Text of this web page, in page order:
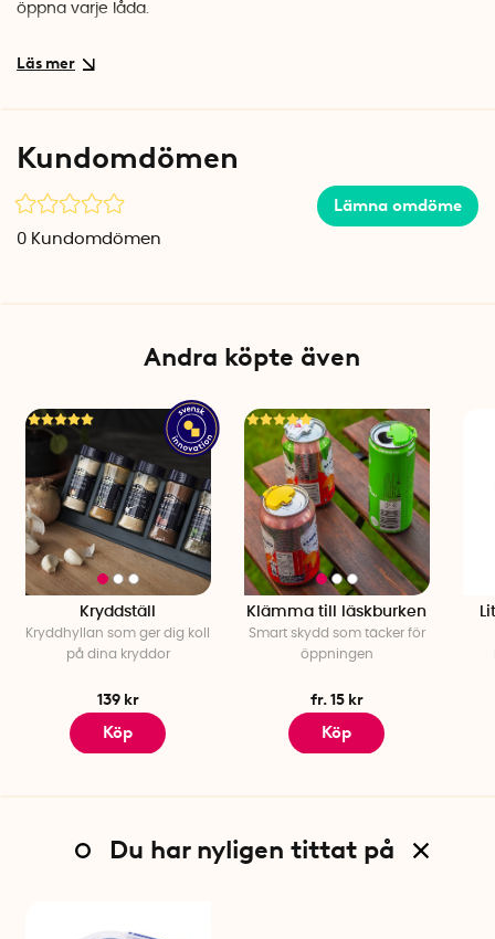
öppna varje låda.
Flexibel i vardagen
vilket gör rengöringen smidig. När lådorna inte används går
Material: BPA-fri och ftalatfri plast
Färg: Transparent med blå detaljer
Tillverkad i: Nya Zeeland
Kundomdömen
Lämna omdöme
0 Kundomdömen
Andra köpte även
Kryddställ
Kryddhyllan som ger dig koll
på dina kryddor
139 kr
Köp
Klämma till läskburken
Smart skydd som täcker för
öppningen
fr. 15 kr
Köp
Du har nyligen tittat på